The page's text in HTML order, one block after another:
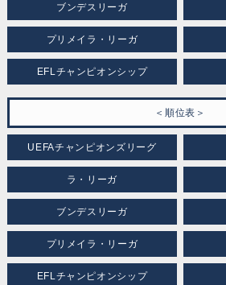
ブンデスリーガ
プリメイラ・リーガ
EFLチャンピオンシップ
＜順位表＞
UEFAチャンピオンズリーグ
ラ・リーガ
ブンデスリーガ
プリメイラ・リーガ
EFLチャンピオンシップ